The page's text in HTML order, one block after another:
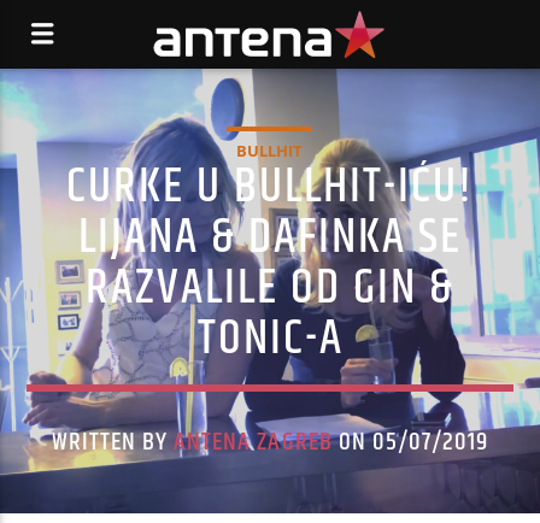
BULLHIT
CURKE U BULLHIT-IĆU!
LIJANA & DAFINKA SE
RAZVALILE OD GIN &
TONIC-A
WRITTEN BYANTENA ZAGREBON 05/07/2019